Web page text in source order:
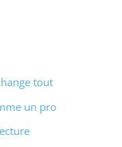
tout
un pro